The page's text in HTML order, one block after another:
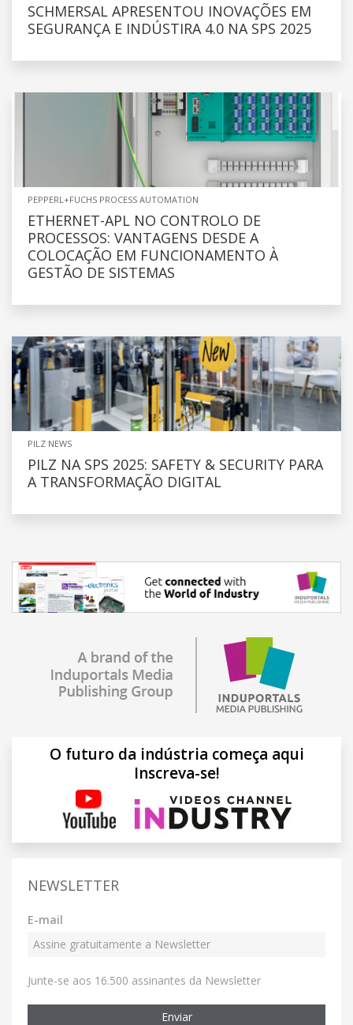
SCHMERSAL APRESENTOU INOVAÇÕES EM
SEGURANÇA E INDÚSTIRA 4.0 NA SPS 2025
PEPPERL+FUCHS PROCESS AUTOMATION
ETHERNET-APL NO CONTROLO DE
PROCESSOS: VANTAGENS DESDE A
COLOCAÇÃO EM FUNCIONAMENTO À
GESTÃO DE SISTEMAS
PILZ NEWS
PILZ NA SPS 2025: SAFETY & SECURITY PARA
A TRANSFORMAÇÃO DIGITAL
O futuro da indústria começa aqui
Inscreva-se!
NEWSLETTER
E-mail
Junte-se aos 16.500 assinantes da Newsletter
Enviar